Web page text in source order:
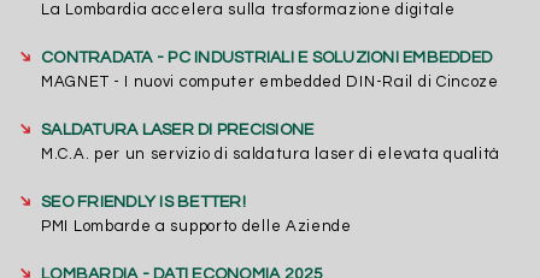
La Lombardia accelera sulla trasformazione digitale
➔
CONTRADATA - PC INDUSTRIALI E SOLUZIONI EMBEDDED
MAGNET - I nuovi computer embedded DIN-Rail di Cincoze
➔
SALDATURA LASER DI PRECISIONE
M.C.A. per un servizio di saldatura laser di elevata qualità
➔
SEO FRIENDLY IS BETTER!
PMI Lombarde a supporto delle Aziende
LOMBARDIA - DATI ECONOMIA 2025